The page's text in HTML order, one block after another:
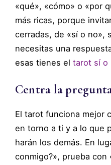
«qué», «cómo» o «por
más ricas, porque
cerradas, de «sí o no»,
necesitas una
esas tienes el tarot sí o
Centra la
El tarot funciona mejor
en torno a ti y a lo que
harán los demás. En
conmigo?», prueba con